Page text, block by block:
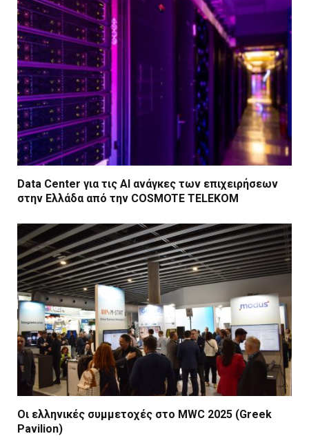
Data Center για τις ΑΙ ανάγκες των επιχειρήσεων
στην Ελλάδα από την COSMOTE TELEKOM
Οι ελληνικές συμμετοχές στο MWC 2025 (Greek
Pavilion)